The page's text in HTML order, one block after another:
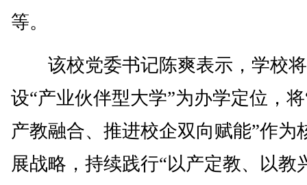
等。
该校党委书记陈爽表示，学校
设“产业伙伴型大学”为办学定位，
产教融合、推进校企双向赋能”作为
展战略，持续践行“以产定教、以教